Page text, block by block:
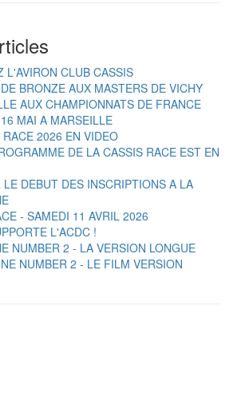
L'AVIRON CLUB CASSIS
BRONZE AUX MASTERS DE VICHY
AUX CHAMPIONNATS DE FRANCE
MAI A MARSEILLE
RACE 2026 EN VIDEO
DE LA CASSIS RACE EST EN
DEBUT DES INSCRIPTIONS A LA
- SAMEDI 11 AVRIL 2026
L'ACDC !
NUMBER 2 - LA VERSION LONGUE
NUMBER 2 - LE FILM VERSION